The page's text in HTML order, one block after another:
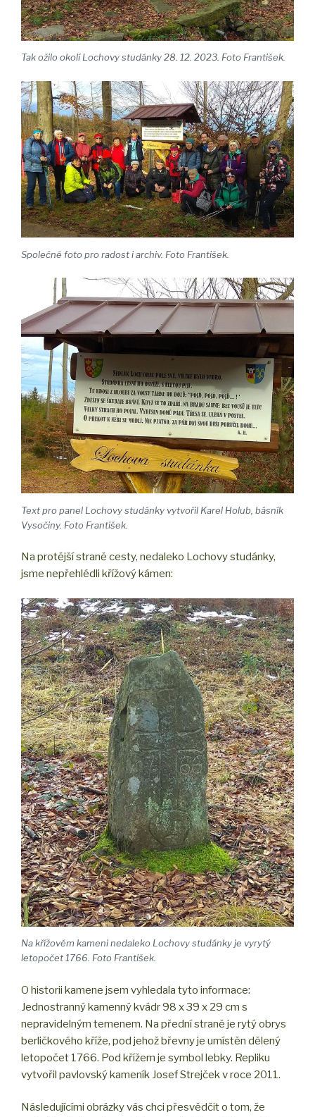
Tak ožilo okolí Lochovy studánky 28. 12. 2023. Foto František.
Společné foto pro radost i archiv. Foto František.
Text pro panel Lochovy studánky vytvořil Karel Holub, básník
Vysočiny. Foto František.
Na protější straně cesty, nedaleko Lochovy studánky,
jsme nepřehlédli křížový kámen:
Na křížovém kameni nedaleko Lochovy studánky je vyrytý
letopočet 1766. Foto František.
O historii kamene jsem vyhledala tyto informace:
Jednostranný kamenný kvádr 98 x 39 x 29 cm s
nepravidelným temenem. Na přední straně je rytý obrys
berličkového kříže, pod jehož břevny je umístěn dělený
letopočet 1766. Pod křížem je symbol lebky. Repliku
vytvořil pavlovský kameník Josef Strejček v roce 2011.
Následujícími obrázky vás chci přesvědčit o tom, že